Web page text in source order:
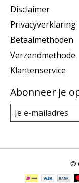
Disclaimer
Privacyverklaring
Betaalmethoden
Verzendmethode
Klantenservice
Abonneer je
©